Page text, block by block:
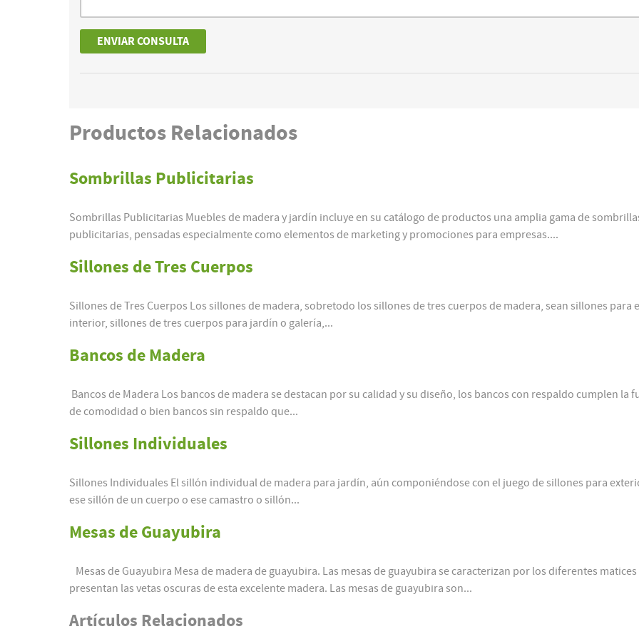
Productos Relacionados
Sombrillas Publicitarias
Sombrillas Publicitarias Muebles de madera y jardín incluye en su catálogo de productos una amplia gama de
publicitarias, pensadas especialmente como elementos de marketing y promociones para empresas....
Sillones de Tres Cuerpos
Sillones de Tres Cuerpos Los sillones de madera, sobretodo los sillones de tres cuerpos de madera, sean sillones para
interior, sillones de tres cuerpos para jardín o galería,...
Bancos de Madera
Bancos de Madera Los bancos de madera se destacan por su calidad y su diseño, los bancos con respaldo cumplen la
de comodidad o bien bancos sin respaldo que...
Sillones Individuales
Sillones Individuales El sillón individual de madera para jardín, aún componiéndose con el juego de sillones para
ese sillón de un cuerpo o ese camastro o sillón...
Mesas de Guayubira
Mesas de Guayubira Mesa de madera de guayubira. Las mesas de guayubira se caracterizan por los diferentes
presentan las vetas oscuras de esta excelente madera. Las mesas de guayubira son...
Artículos Relacionados